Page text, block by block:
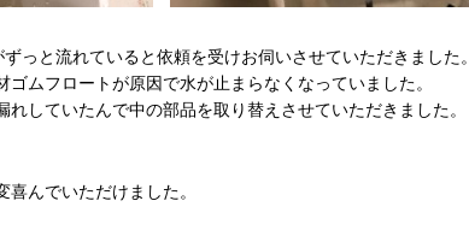
っと流れていると依頼を受けお伺いさせていただきました。
ゴムフロートが原因で水が止まらなくなっていました。
れしていたんで中の部品を取り替えさせていただきました。
んでいただけました。